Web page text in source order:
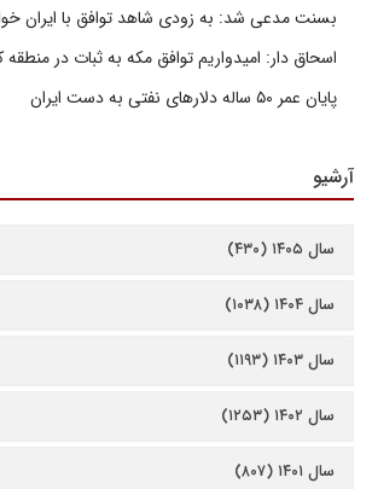
بسنت مدعی شد: به زودی شاهد توافق با ایران
اسحاق دار: امیدواریم توافق مکه به ثبات در
پایان عمر ۵۰ ساله دلارهای نفتی به دست ایران
آرشیو
سال ۱۴۰۵ (۴۳۰)
سال ۱۴۰۴ (۱۰۳۸)
سال ۱۴۰۳ (۱۱۹۳)
سال ۱۴۰۲ (۱۲۵۳)
سال ۱۴۰۱ (۸۰۷)